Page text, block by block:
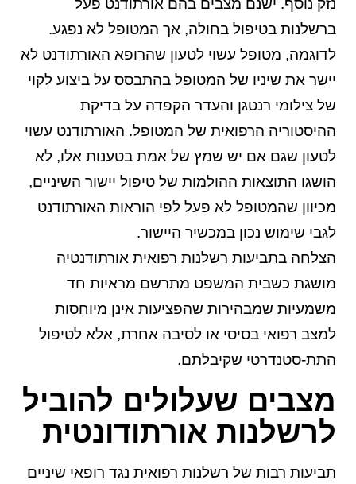
ברשלנות בטיפול בחולה, אך המטופל לא נפגע.
לדוגמה, מטופל עשוי לטעון שהרופא האורתודנט לא
יישר את שיניו של המטופל בהתבסס על ביצוע לקוי
של צילומי רנטגן והעדר הקפדה על בדיקת
ההיסטוריה הרפואית של המטופל. האורתודנט עשוי
לטעון שגם אם יש שמץ של אמת בטענות אלו, לא
הושגו התוצאות ההולמות של טיפול יישור השיניים,
מכיוון שהמטופל לא פעל לפי הוראות האורתודנט
לגבי שימוש נכון במכשיר היישור.
הצלחה בתביעות רשלנות רפואית אורתודנטיה
מושגת כשבית המשפט מתרשם מראיות חד
משמעיות שמבהירות שהפציעות אינן מיוחסות
למצב רפואי בסיסי או לסיבה אחרת, אלא לטיפול
התת-סטנדרטי שקיבלתם.
מצבים שעלולים להוביל
לרשלנות אורתודונטית
תביעות רבות של רשלנות רפואית נגד רופאי שיניים